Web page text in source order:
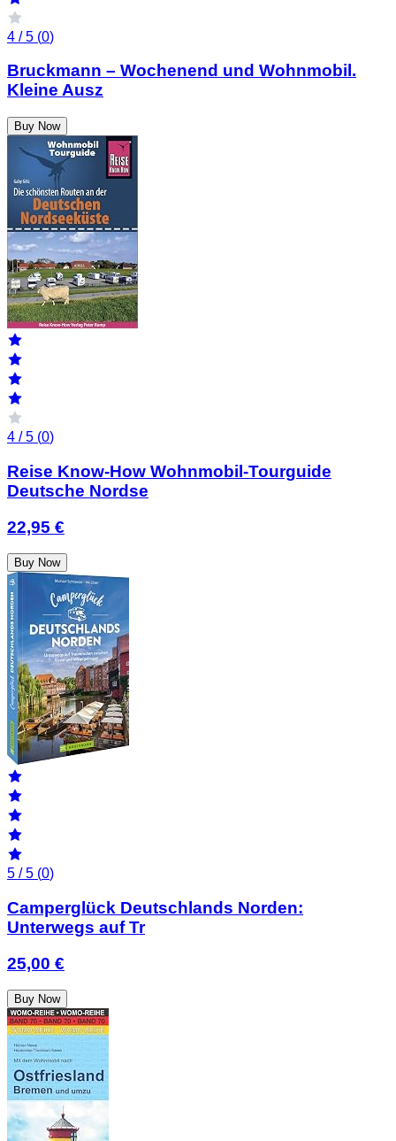
4 / 5 (0)
Bruckmann – Wochenend und Wohnmobil.
Kleine Ausz
Buy Now
4 / 5 (0)
Reise Know-How Wohnmobil-Tourguide
Deutsche Nordse
22,95 €
Buy Now
5 / 5 (0)
Camperglück Deutschlands Norden:
Unterwegs auf Tr
25,00 €
Buy Now